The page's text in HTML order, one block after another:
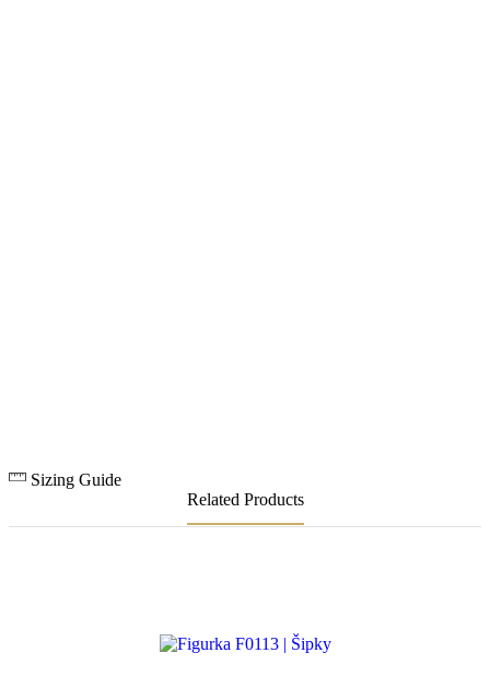
Sizing Guide
Related Products